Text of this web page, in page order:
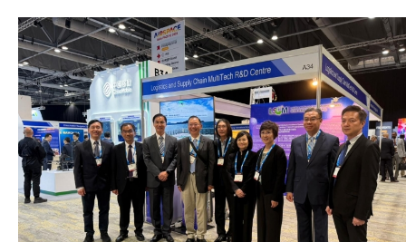
用。 于活动上，运输及物流局副秘书长暨海运及港口发展专
陈婉雯女士、LSCM行政总裁黄广扬先生及FUNDel Limited
席商务官刘浩然先生在运输及物流局局长陈美宝女士、LSCM
董事局主席林晓锋教授 · 工程师及FUNDel Limited Founder
CEO高学亨教授的见证下，签署合作备忘录，三方将展开合
作，加快推动连结PCS与物流业界的信息平台，並研究运用
统上多方信赖的货流数据以协助金融机构进行相关物流中小
业的贸易融资申请审批，支持物流业可持续发展。